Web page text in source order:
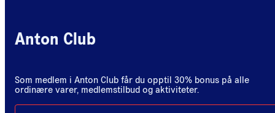
Anton Club
Som medlem i Anton Club får du opptil 30% bonus på alle
ordinære varer, medlemstilbud og aktiviteter.